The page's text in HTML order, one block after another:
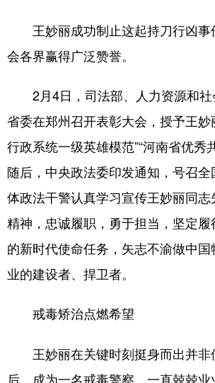
王妙丽成功制止这起持刀行凶事
会各界赢得广泛赞誉。
2月4日，司法部、人力资源和社
省委在郑州召开表彰大会，授予王妙
行政系统一级英雄模范”“河南省优秀
随后，中央政法委印发通知，号召
体政法干警认真学习宣传王妙丽同
精神，忠诚履职，勇于担当，坚定
的新时代使命任务，矢志不渝做中
业的建设者、捍卫者。
戒毒矫治点燃希望
王妙丽在关键时刻挺身而出并非
后，成为一名戒毒警察，一直兢兢